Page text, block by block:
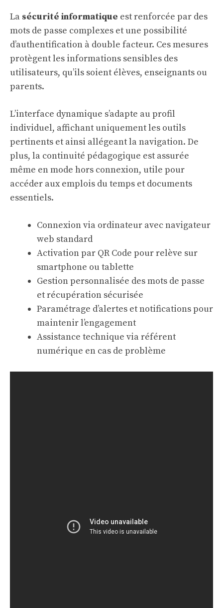
La sécurité informatique est renforcée par des
mots de passe complexes et une possibilité
d’authentification à double facteur. Ces mesures
protègent les informations sensibles des
utilisateurs, qu’ils soient élèves, enseignants ou
parents.
L’interface dynamique s’adapte au profil
individuel, affichant uniquement les outils
pertinents et ainsi allégeant la navigation. De
plus, la continuité pédagogique est assurée
même en mode hors connexion, utile pour
accéder aux emplois du temps et documents
essentiels.
Connexion via ordinateur avec navigateur
web standard
Activation par QR Code pour relève sur
smartphone ou tablette
Gestion personnalisée des mots de passe
et récupération sécurisée
Paramétrage d’alertes et notifications pour
maintenir l’engagement
Assistance technique via référent
numérique en cas de problème